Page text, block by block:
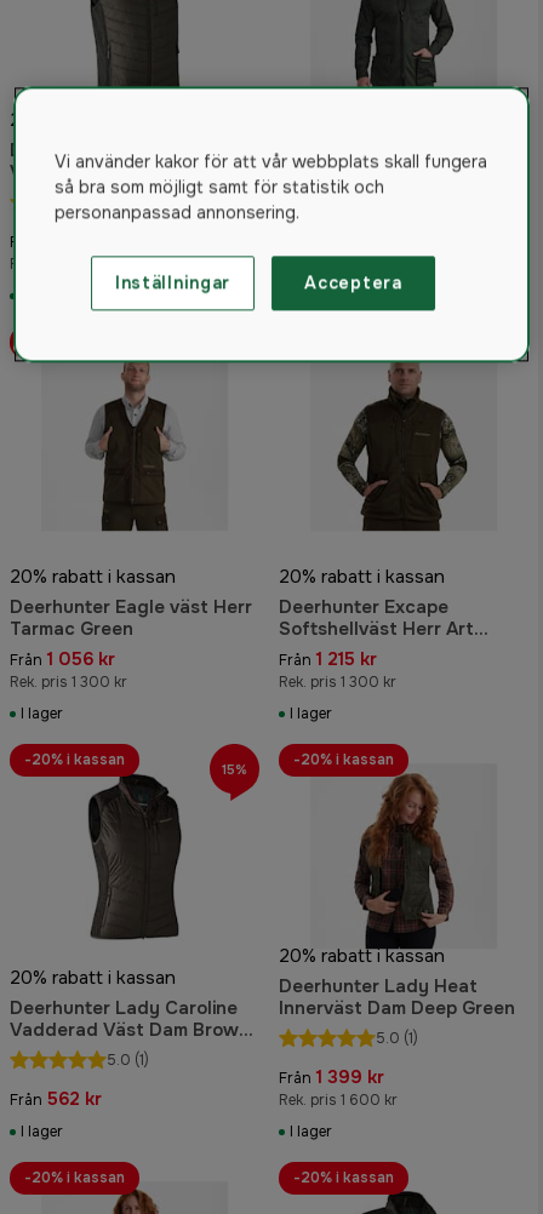
20% rabatt i kassan
Deerhunter Moor Vadderad
Väst med stickning Herr
Timber
Från
Rek. pris 800 kr
20% rabatt i kassan
Deerhunter Atlas Väst
Unisex Timber
I lager
20% rabatt i kassan
Deerhunter Eagle väst Herr
Tarmac Green
Från 1 056 kr
Rek. pris 1 300 kr
I lager
20% rabatt i kassan
Deerhunter Excape
Softshellväst Herr Art
Green
Från 1 215 kr
Rek. pris 1 300 kr
I lager
20% rabatt i kassan
Deerhunter Lady Caroline
Vadderad Väst Dam Brown
Leaf
5.0 (1)
Från 562 kr
I lager
-20% i kassan 15%
20% rabatt i kassan
Deerhunter Lady Heat
Innerväst Dam Deep Green
5.0 (1)
Från 1 399 kr
Rek. pris 1 600 kr
I lager
-20% i kassan
-20% i kassan -20% i kassan
Vi använder kakor för att vår webbplats skall fungera
så bra som möjligt samt för statistik och
personanpassad annonsering.
Inställningar Acceptera